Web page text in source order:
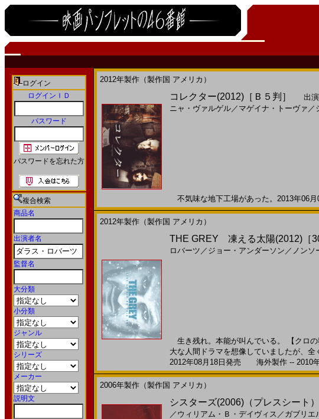
ログイン
ログインＩＤ
パスワード
パスワードを忘れた方
複合検索
商品名
出演者名
監督名
大分類
小分類
ジャンル
シリーズ
メーカー
説明文
2012年製作（製作国 アメリカ）
コレクター(2012)［Ｂ５判］ 出演
ニャ・ヴァルゲル／ マゲイナ・トーヴァ ／
不気味な地下工場があった。2013年06
2012年製作（製作国 アメリカ）
THE GREY 凍える太陽(2012)［
ロバーツ ／ ジョー・アンダーソン ／ ノンソ
生き残れ。本能が叫んでいる。 【クロ
大な人間ドラマを想像していましたが、
2012年08月18日発売 海外製作 -- 2010
2006年製作（製作国 アメリカ）
シスターズ(2006)（プレスシート
／ ウィリアム・Ｂ・デイヴィス ／ ガブリエ